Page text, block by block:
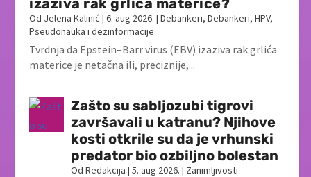
izaziva rak grlića materice?
Od Jelena Kalinić |6. aug 2026. |Debankeri,Debankeri,HPV,
Pseudonauka i dezinformacije
Tvrdnja da Epstein–Barr virus (EBV) izaziva rak grlića
materice je netačna ili, preciznije,...
Zašto su sabljozubi tigrovi
završavali u katranu? Njihove
kosti otkrile su da je vrhunski
predator bio ozbiljno bolestan
OdRedakcija |5. aug 2026. | Zanimljivosti